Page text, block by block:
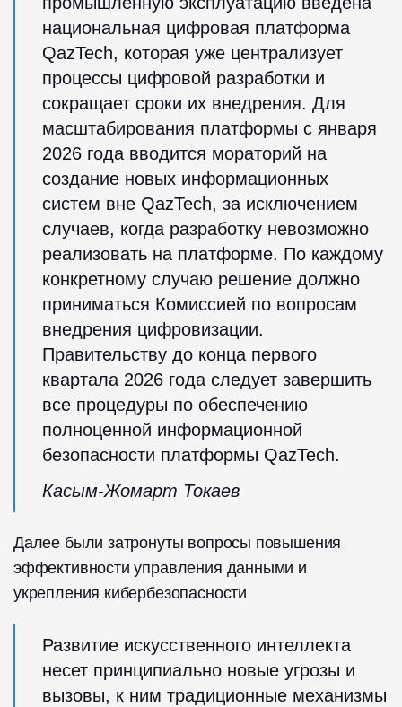
национальная цифровая платформа
QazTech, которая уже централизует
процессы цифровой разработки и
сокращает сроки их внедрения. Для
масштабирования платформы с января
2026 года вводится мораторий на
создание новых информационных
систем вне QazTech, за исключением
случаев, когда разработку невозможно
реализовать на платформе. По каждому
конкретному случаю решение должно
приниматься Комиссией по вопросам
внедрения цифровизации.
Правительству до конца первого
квартала 2026 года следует завершить
все процедуры по обеспечению
полноценной информационной
безопасности платформы QazTech.
Касым-Жомарт Токаев
Далее были затронуты вопросы повышения
эффективности управления данными и
укрепления кибербезопасности
Развитие искусственного интеллекта
несет принципиально новые угрозы и
вызовы, к ним традиционные механизмы